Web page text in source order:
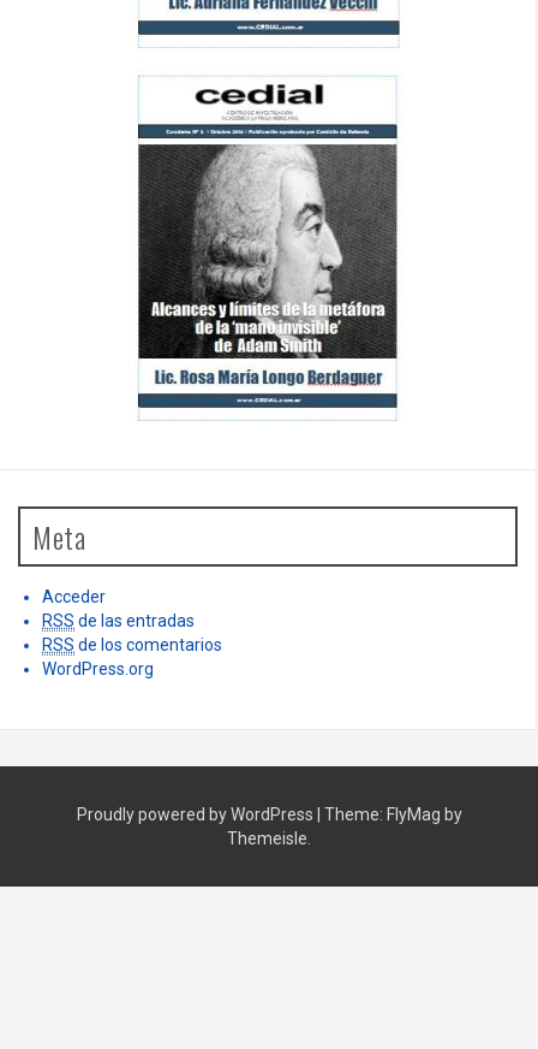
Meta
Acceder
RSS de las entradas
RSS de los comentarios
WordPress.org
Proudly powered by WordPress Theme: FlyMag by
Themeisle.